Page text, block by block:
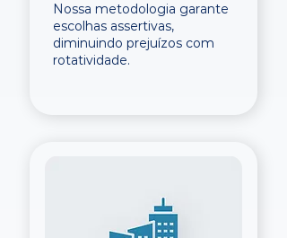
Nossa metodologia garante
escolhas assertivas,
diminuindo prejuízos com
rotatividade.